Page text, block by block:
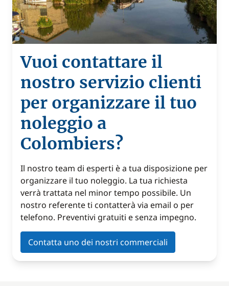
Vuoi contattare il
nostro servizio clienti
per organizzare il tuo
noleggio a
Colombiers?
Il nostro team di esperti è a tua disposizione per
organizzare il tuo noleggio. La tua richiesta
verrà trattata nel minor tempo possibile. Un
nostro referente ti contatterà via email o per
telefono. Preventivi gratuiti e senza impegno.
Contatta uno dei nostri commerciali